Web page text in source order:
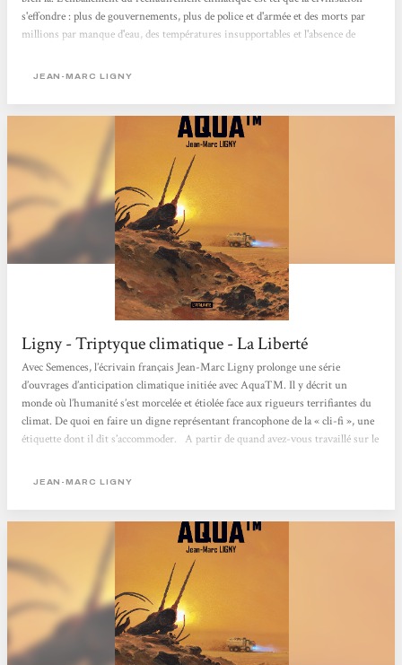
s'effondre : plus de gouvernements, plus de police et d'armée et des morts par
millions par manque d'eau, des températures insupportables et l'absence de
nous suivons la vie et surtout les errances de cinq personnages plus un sixième
JEAN-MARC LIGNY
Ligny - Triptyque climatique - La Liberté
Avec Semences, l’écrivain français Jean-Marc Ligny prolonge une série
d’ouvrages d’anticipation climatique initiée avec AquaTM. Il y décrit un
monde où l’humanité s’est morcelée et étiolée face aux rigueurs terrifiantes du
climat. De quoi en faire un digne représentant francophone de la « cli-fi », une
étiquette dont il dit s’accommoder. A partir de quand avez-vous travaillé sur le
conscience (et par suite, dans mon travail) au tournant du siècle, quand elle...
JEAN-MARC LIGNY